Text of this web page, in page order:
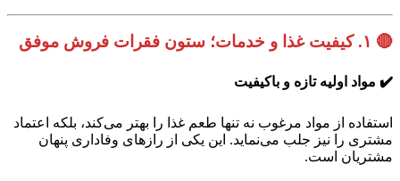
🔴 ۱. کیفیت غذا و خدمات؛ ستون فقرات فروش موفق
✔️ مواد اولیه تازه و باکیفیت
استفاده از مواد مرغوب نه تنها طعم غذا را بهتر می‌کند، بلکه اعتماد
مشتری را نیز جلب می‌نماید. این یکی از رازهای وفاداری پنهان
مشتریان است.